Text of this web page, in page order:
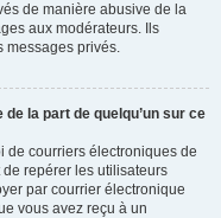
de manière abusive de la
aux modérateurs. Ils
messages privés.
la part de quelqu’un sur ce
de courriers électroniques de
repérer les utilisateurs
par courrier électronique
vous avez reçu à un